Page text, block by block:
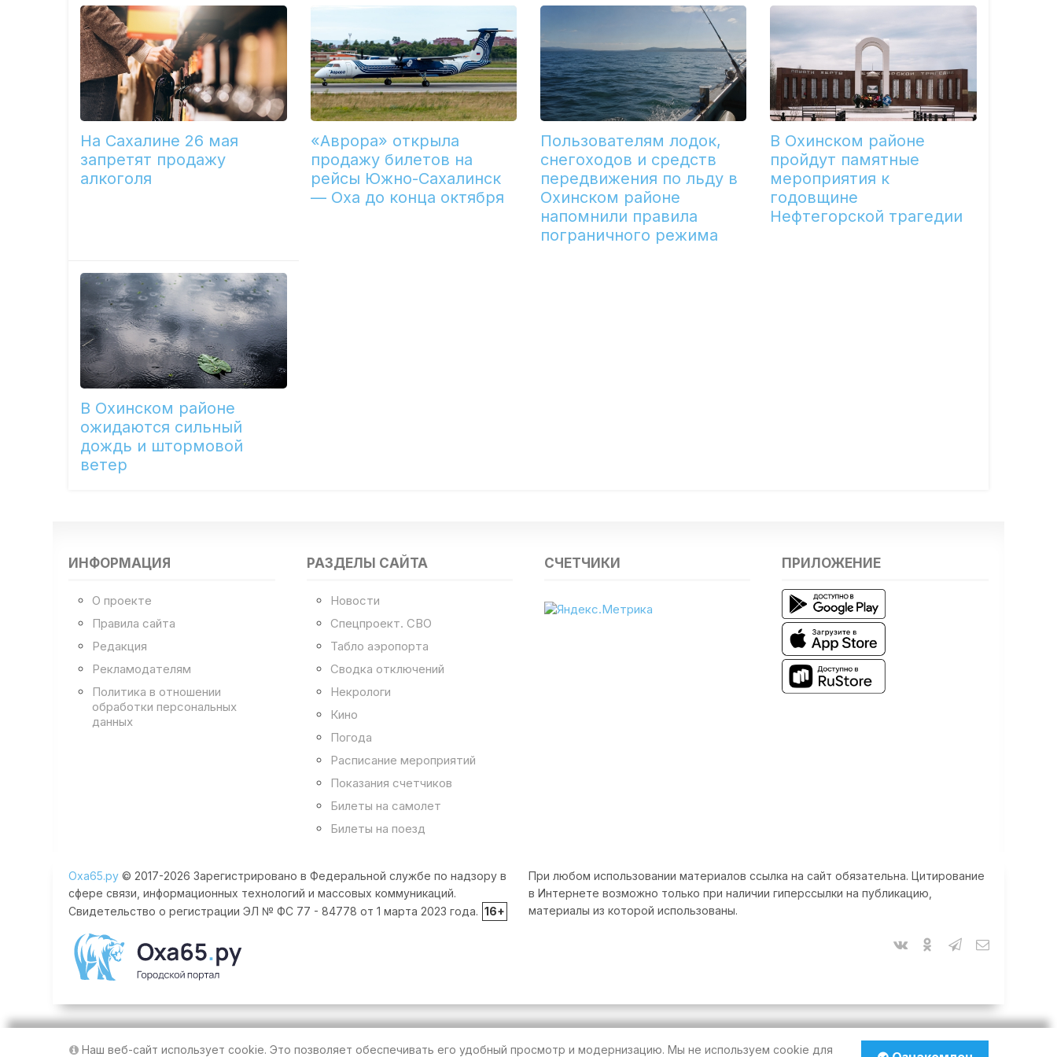
На Сахалине 26 мая
запретят продажу
алкоголя
«Аврора» открыла
продажу билетов на
рейсы Южно-Сахалинск
— Оха до конца октября
Пользователям лодок,
снегоходов и средств
передвижения по льду в
Охинском районе
напомнили правила
пограничного режима
В Охинском районе
пройдут памятные
мероприятия к
годовщине
Нефтегорской трагедии
В Охинском районе
ожидаются сильный
дождь и штормовой
ветер
ИНФОРМАЦИЯ
О проекте
Правила сайта
Редакция
Рекламодателям
Политика в отношении
обработки персональных
данных
РАЗДЕЛЫ САЙТА
Новости
Спецпроект. СВО
Табло аэропорта
Сводка отключений
Некрологи
Кино
Погода
Расписание мероприятий
Показания счетчиков
Билеты на самолет
Билеты на поезд
СЧЕТЧИКИ ПРИЛОЖЕНИЕ
При любом использовании материалов ссылка на сайт обязательна. Цитирование
в Интернете возможно только при наличии гиперссылки на публикацию,
материалы из которой использованы.
Оха65.ру © 2017-2026 Зарегистрировано в Федеральной службе по надзору в
сфере связи, информационных технологий и массовых коммуникаций.
Свидетельство о регистрации ЭЛ № ФС 77 - 84778 от 1 марта 2023 года. 16+
Наш веб-сайт использует cookie. Это позволяет обеспечивать его удобный просмотр и модернизацию. Мы не используем cookie для